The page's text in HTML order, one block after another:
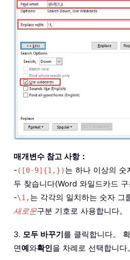
매개변수 참고 사항：
-([0-9]{1,}) 는 하나 이상의 숫
두 찾습니다(Word 와일드카드 구
-\1, 는 각각의 일치하는 숫자 그
새로운구분 기호로 사용합니다。
3. 모두 바꾸기를 클릭합니다。
면예와확인을 차례로 선택합니다。